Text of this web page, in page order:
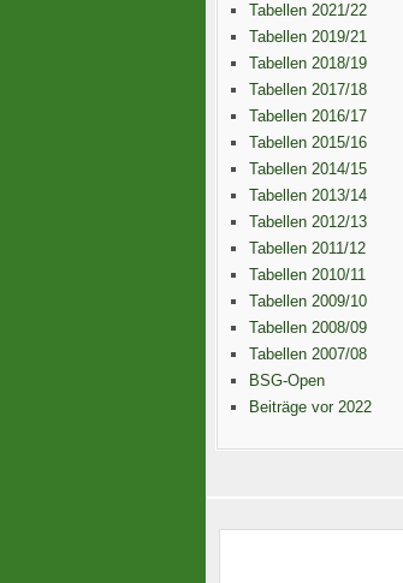
Tabellen 2021/22
Tabellen 2019/21
Tabellen 2018/19
Tabellen 2017/18
Tabellen 2016/17
Tabellen 2015/16
Tabellen 2014/15
Tabellen 2013/14
Tabellen 2012/13
Tabellen 2011/12
Tabellen 2010/11
Tabellen 2009/10
Tabellen 2008/09
Tabellen 2007/08
BSG-Open
Beiträge vor 2022